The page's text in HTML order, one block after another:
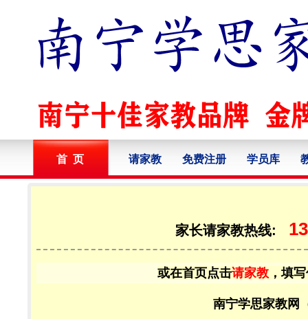
首 页 请家教 免费注册 学员库
家长请家教热线:
或在首页点击请家教 ，填
南宁学思家教网